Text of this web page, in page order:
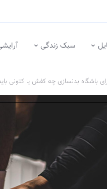
سبک زندگی
باشگاه بدنسازی چه کفش یا کتونی